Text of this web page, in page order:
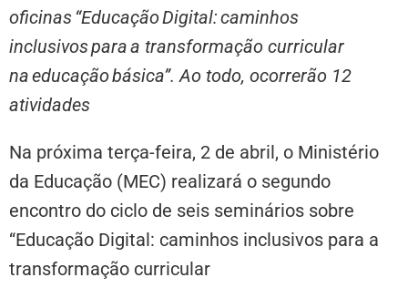
oficinas “Educação Digital: caminhos
inclusivos para a transformação curricular
na educação básica”. Ao todo, ocorrerão 12
atividades
Na próxima terça-feira, 2 de abril, o Ministério
da Educação (MEC) realizará o segundo
encontro do ciclo de seis seminários sobre
“Educação Digital: caminhos inclusivos para a
transformação curricular